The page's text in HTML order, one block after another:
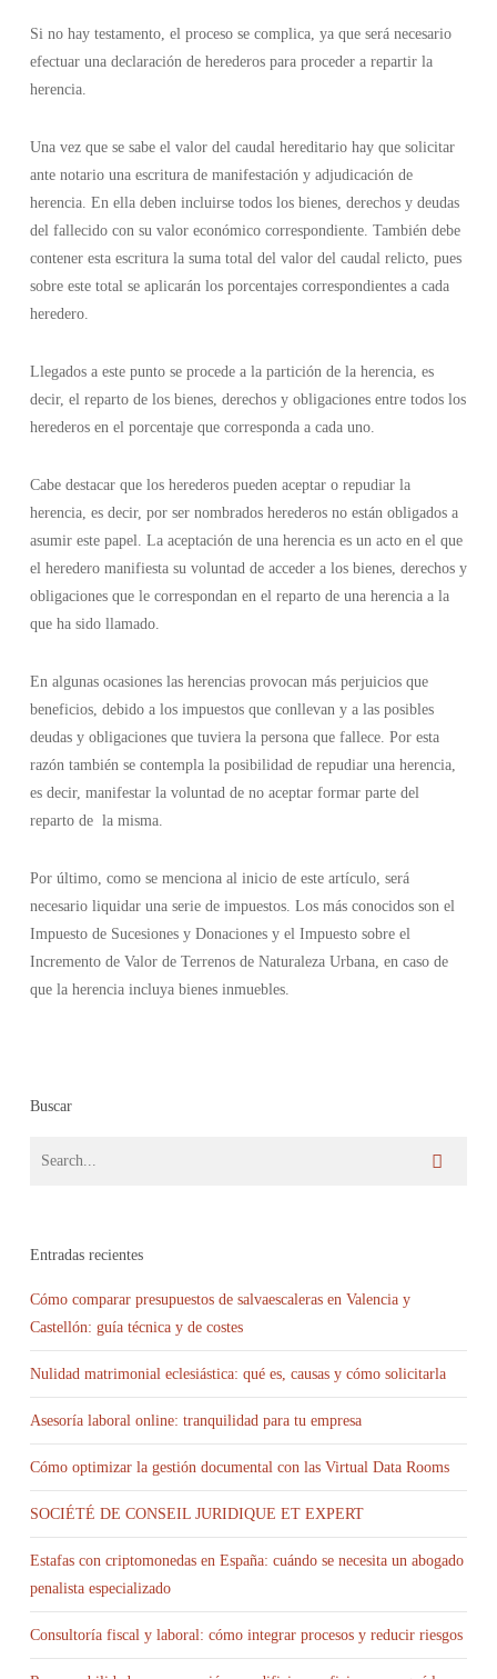
Si no hay testamento, el proceso se complica, ya que será necesario
efectuar una declaración de herederos para proceder a repartir la
herencia.
Una vez que se sabe el valor del caudal hereditario hay que solicitar
ante notario una escritura de manifestación y adjudicación de
herencia. En ella deben incluirse todos los bienes, derechos y deudas
del fallecido con su valor económico correspondiente. También debe
contener esta escritura la suma total del valor del caudal relicto, pues
sobre este total se aplicarán los porcentajes correspondientes a cada
heredero.
Llegados a este punto se procede a la partición de la herencia, es
decir, el reparto de los bienes, derechos y obligaciones entre todos los
herederos en el porcentaje que corresponda a cada uno.
Cabe destacar que los herederos pueden aceptar o repudiar la
herencia, es decir, por ser nombrados herederos no están obligados a
asumir este papel. La aceptación de una herencia es un acto en el que
el heredero manifiesta su voluntad de acceder a los bienes, derechos y
obligaciones que le correspondan en el reparto de una herencia a la
que ha sido llamado.
En algunas ocasiones las herencias provocan más perjuicios que
beneficios, debido a los impuestos que conllevan y a las posibles
deudas y obligaciones que tuviera la persona que fallece. Por esta
razón también se contempla la posibilidad de repudiar una herencia,
es decir, manifestar la voluntad de no aceptar formar parte del
reparto de la misma.
Por último, como se menciona al inicio de este artículo, será
necesario liquidar una serie de impuestos. Los más conocidos son el
Impuesto de Sucesiones y Donaciones y el Impuesto sobre el
Incremento de Valor de Terrenos de Naturaleza Urbana, en caso de
que la herencia incluya bienes inmuebles.
Buscar
Entradas recientes
Cómo comparar presupuestos de salvaescaleras en Valencia y
Castellón: guía técnica y de costes
Nulidad matrimonial eclesiástica: qué es, causas y cómo solicitarla
Asesoría laboral online: tranquilidad para tu empresa
Cómo optimizar la gestión documental con las Virtual Data Rooms
SOCIÉTÉ DE CONSEIL JURIDIQUE ET EXPERT
Estafas con criptomonedas en España: cuándo se necesita un abogado
penalista especializado
Consultoría fiscal y laboral: cómo integrar procesos y reducir riesgos